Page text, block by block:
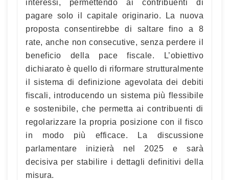
interessi, permettendo ai contribuenti di
pagare solo il capitale originario. La nuova
proposta consentirebbe di saltare fino a 8
rate, anche non consecutive, senza perdere il
beneficio della pace fiscale. L’obiettivo
dichiarato è quello di riformare strutturalmente
il sistema di definizione agevolata dei debiti
fiscali, introducendo un sistema più flessibile
e sostenibile, che permetta ai contribuenti di
regolarizzare la propria posizione con il fisco
in modo più efficace. La discussione
parlamentare inizierà nel 2025 e sarà
decisiva per stabilire i dettagli definitivi della
misura.